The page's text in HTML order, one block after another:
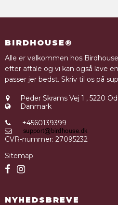
BIRDHOUSE®
Alle er velkommen hos
efter aftale og vi kan også lave
passer jer bedst. Skriv til os på
Peder Skrams Vej 1 , 5220
Danmark
+4560139399
CVR-nummer: 27095232
Sitemap
NYHEDSBREVE